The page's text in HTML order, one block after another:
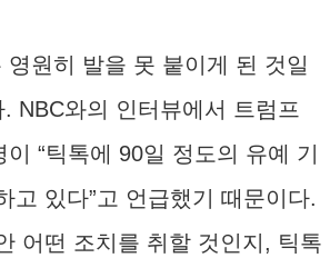
영원히 발을 못 붙이게 된 것일
NBC와의 인터뷰에서 트럼프
“틱톡에 90일 정도의 유예 기
고 있다”고 언급했기 때문이다.
어떤 조치를 취할 것인지, 틱톡